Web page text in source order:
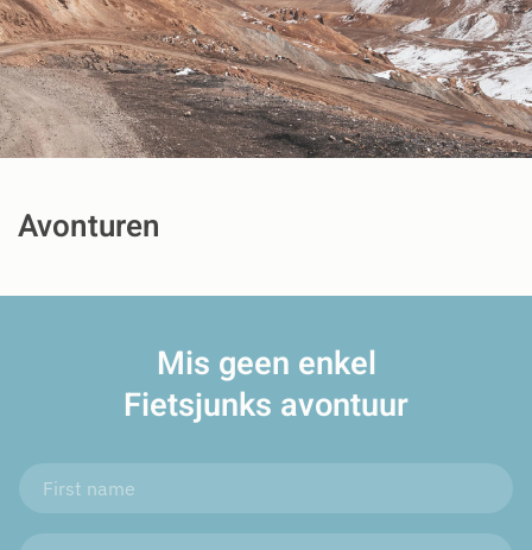
Avonturen
Mis geen enkel
Fietsjunks avontuur